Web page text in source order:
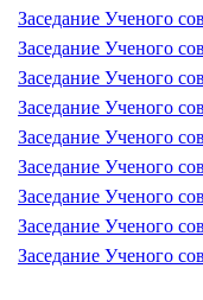
Заседание Ученого
Заседание Ученого
Заседание Ученого
Заседание Ученого
Заседание Ученого
Заседание Ученого
Заседание Ученого
Заседание Ученого
Заседание Ученого